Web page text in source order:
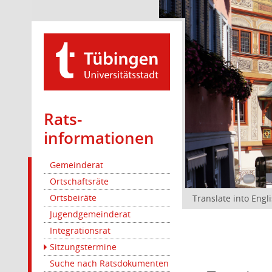
Rats­
informationen
Gemeinderat
Ortschaftsräte
Ortsbeiräte
Jugendgemeinderat
Integrationsrat
Sitzungstermine
Suche nach Ratsdokumenten
Translate into